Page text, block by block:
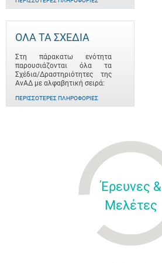
ΟΛΑ ΤΑ ΣΧΕΔΙΑ
Στη πάρακατω ενότητα
παρουσιάζονται όλα τα
Σχέδια/Δραστηριότητες της
ΑνΑΔ με αλφαβητική σειρά:
ΠΕΡΙΣΣΌΤΕΡΕΣ ΠΛΗΡΟΦΟΡΊΕΣ
Έρευνες &
Μελέτες